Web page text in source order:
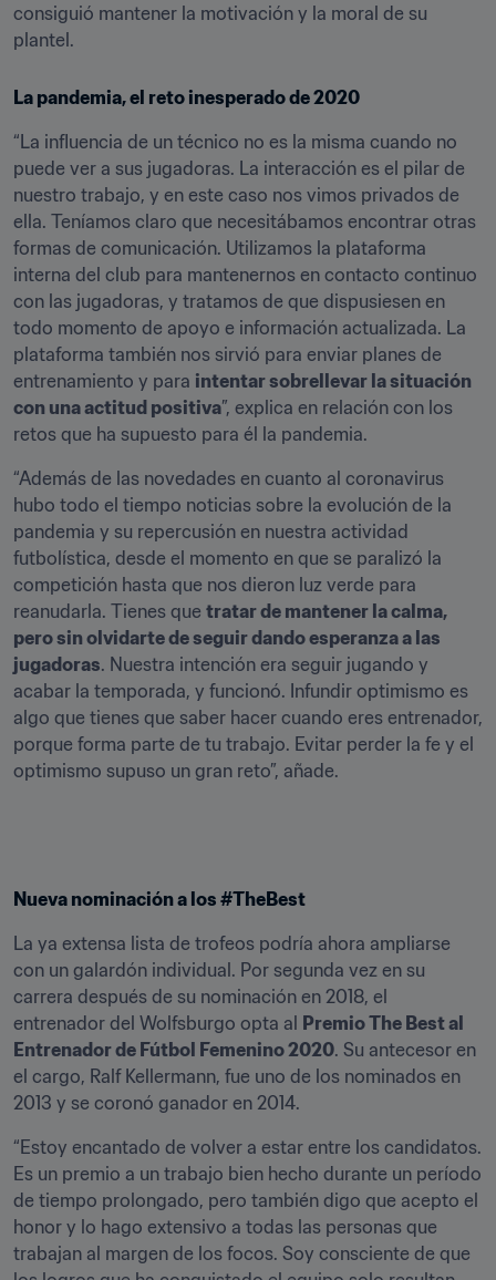
consiguió mantener la motivación y la moral de su
plantel.
La pandemia, el reto inesperado de 2020
“La influencia de un técnico no es la misma cuando no
puede ver a sus jugadoras. La interacción es el pilar de
nuestro trabajo, y en este caso nos vimos privados de
ella. Teníamos claro que necesitábamos encontrar otras
formas de comunicación. Utilizamos la plataforma
interna del club para mantenernos en contacto continuo
con las jugadoras, y tratamos de que dispusiesen en
todo momento de apoyo e información actualizada. La
plataforma también nos sirvió para enviar planes de
entrenamiento y para intentar sobrellevar la situación
con una actitud positiva”, explica en relación con los
retos que ha supuesto para él la pandemia.
“Además de las novedades en cuanto al coronavirus
hubo todo el tiempo noticias sobre la evolución de la
pandemia y su repercusión en nuestra actividad
futbolística, desde el momento en que se paralizó la
competición hasta que nos dieron luz verde para
reanudarla. Tienes que tratar de mantener la calma,
pero sin olvidarte de seguir dando esperanza a las
jugadoras. Nuestra intención era seguir jugando y
acabar la temporada, y funcionó. Infundir optimismo es
algo que tienes que saber hacer cuando eres entrenador,
porque forma parte de tu trabajo. Evitar perder la fe y el
optimismo supuso un gran reto”, añade.
Nueva nominación a los #TheBest
La ya extensa lista de trofeos podría ahora ampliarse
con un galardón individual. Por segunda vez en su
carrera después de su nominación en 2018, el
entrenador del Wolfsburgo opta al
Premio The Best al
Entrenador de Fútbol Femenino 2020. Su antecesor en
el cargo, Ralf Kellermann, fue uno de los nominados en
2013 y se coronó ganador en 2014.
“Estoy encantado de volver a estar entre los candidatos.
Es un premio a un trabajo bien hecho durante un período
de tiempo prolongado, pero también digo que acepto el
honor y lo hago extensivo a todas las personas que
trabajan al margen de los focos. Soy consciente de que